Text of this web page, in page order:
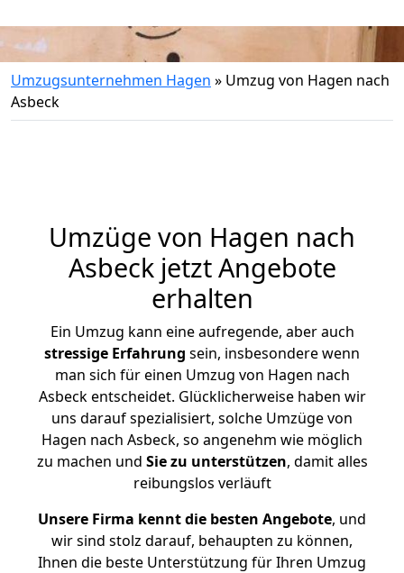
Umzugsunternehmen Hagen » Umzug von Hagen nach
Asbeck
Umzüge von Hagen nach
Asbeck jetzt Angebote
erhalten
Ein Umzug kann eine aufregende, aber auch
stressige Erfahrung sein, insbesondere wenn
man sich für einen Umzug von Hagen nach
Asbeck entscheidet. Glücklicherweise haben wir
uns darauf spezialisiert, solche Umzüge von
Hagen nach Asbeck, so angenehm wie möglich
zu machen und Sie zu unterstützen, damit alles
reibungslos verläuft
Unsere Firma kennt die besten Angebote, und
wir sind stolz darauf, behaupten zu können,
Ihnen die beste Unterstützung für Ihren Umzug